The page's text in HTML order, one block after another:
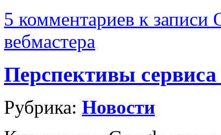
5 комментариев к записи
вебмастера
Перспективы
Рубрика: Новости